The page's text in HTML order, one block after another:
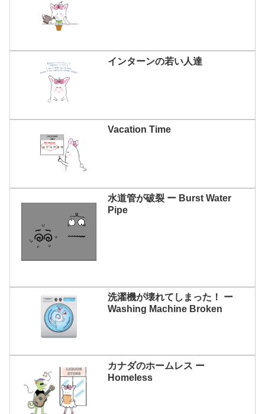
インターンの若い人達
Vacation Time
水道管が破裂 ー Burst Water
Pipe
洗濯機が壊れてしまった！ ー
Washing Machine Broken
カナダのホームレス ー
Homeless